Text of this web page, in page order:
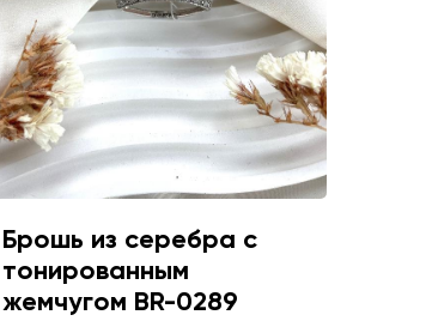
Брошь из серебра с
тонированным
жемчугом BR-0289